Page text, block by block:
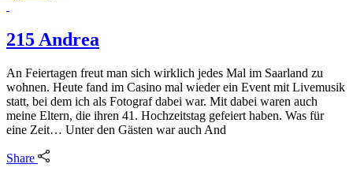
215 Andrea
An Feiertagen freut man sich wirklich jedes Mal im Saarland zu
wohnen. Heute fand im Casino mal wieder ein Event mit Livemusik
statt, bei dem ich als Fotograf dabei war. Mit dabei waren auch
meine Eltern, die ihren 41. Hochzeitstag gefeiert haben. Was für
eine Zeit… Unter den Gästen war auch And
Share